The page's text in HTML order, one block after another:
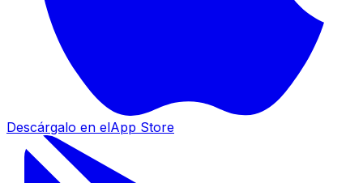
Descárgalo en elApp Store